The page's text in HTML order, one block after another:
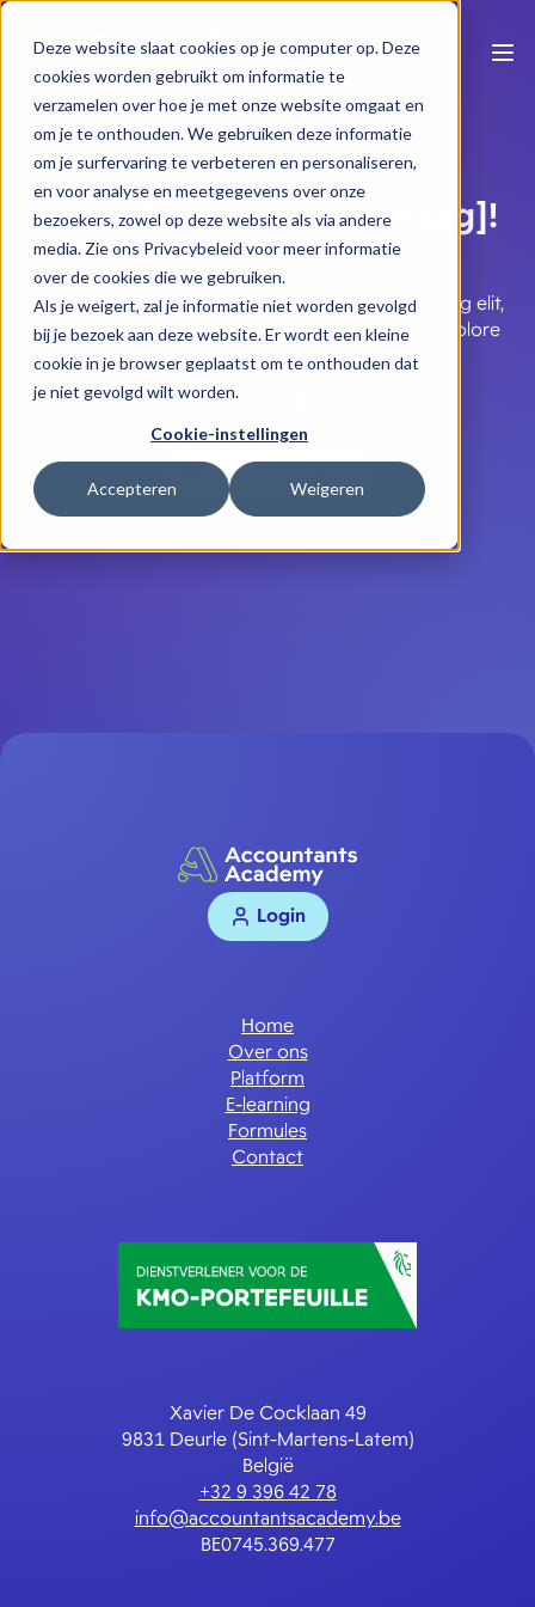
Deze website slaat cookies op je computer op. Deze
cookies worden gebruikt om informatie te
verzamelen over hoe je met onze website omgaat en
om je te onthouden. We gebruiken deze informatie
om je surfervaring te verbeteren en personaliseren,
en voor analyse en meetgegevens over onze
bezoekers, zowel op deze website als via andere
media. Zie ons Privacybeleid voor meer informatie
over de cookies die we gebruiken.
Als je weigert, zal je informatie niet worden gevolgd
bij je bezoek aan deze website. Er wordt een kleine
cookie in je browser geplaatst om te onthouden dat
je niet gevolgd wilt worden.
Cookie-instellingen
Accepteren Weigeren
Bedankt voor [je aanvraag]!
Lorem ipsum dolor sit amet, consectetur adipiscing elit,
sed do eiusmod tempor incididunt ut labore et dolore
magna aliqua. Ut enim ad minim veniam
Meer ontdekken?
Naar homepage
Login
Home
Over ons
Platform
E-learning
Formules
Contact
Xavier De Cocklaan 49
9831 Deurle (Sint-Martens-Latem)
België
+32 9 396 42 78
info@accountantsacademy.be
BE0745.369.477